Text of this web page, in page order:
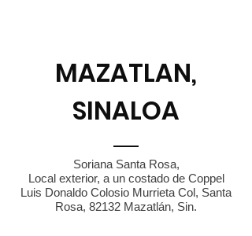
MAZATLAN,
SINALOA
Soriana Santa Rosa,
Local exterior, a un costado de Coppel
Luis Donaldo Colosio Murrieta Col, Santa
Rosa, 82132 Mazatlán, Sin.